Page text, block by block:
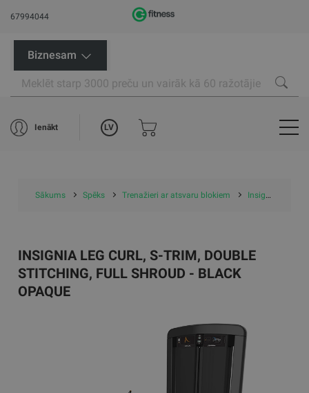
67994044
Biznesam
Ienākt LV
Sākums Spēks Trenažieri ar atsvaru blokiem Insignia Leg Curl, S-Trim, Double Stitching, Full Shroud - Black Opaque
INSIGNIA LEG CURL, S-TRIM, DOUBLE
STITCHING, FULL SHROUD - BLACK
OPAQUE